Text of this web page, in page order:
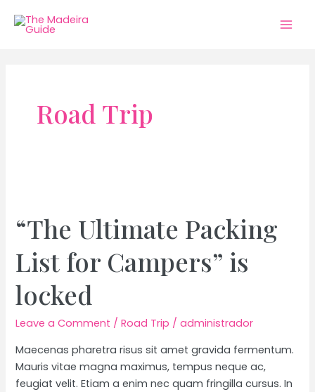
Road Trip
“The Ultimate Packing
List for Campers” is
locked
Leave a Comment /Road Trip /administrador
Maecenas pharetra risus sit amet gravida fermentum.
Mauris vitae magna maximus, tempus neque ac,
feugiat velit. Etiam a enim nec quam fringilla cursus. In